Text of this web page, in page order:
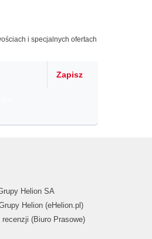
i specjalnych ofertach
Zapisz
Helion SA
Helion (eHelion.pl)
(Biuro Prasowe)